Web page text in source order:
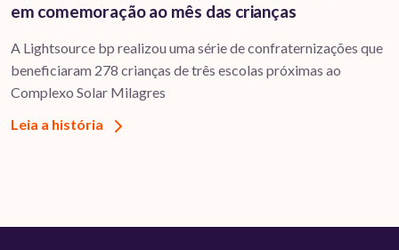
em comemoração ao mês das crianças
A Lightsource bp realizou uma série de confraternizações que
beneficiaram 278 crianças de três escolas próximas ao
Complexo Solar Milagres
Leia a história